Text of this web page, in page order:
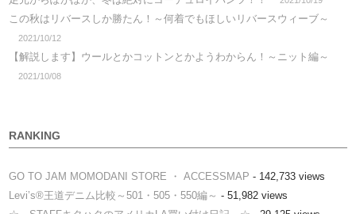
この秋はリバースしか勝たん！～何着でもほしいリバースウィーブ～
2021/10/12
【解説します】ウールとかコットンとかようわからん！～ニット編～
2021/10/08
RANKING
GO TO JAM MOMODANI STORE ・ ACCESSMAP - 142,733 views
Levi’s®王道デニム比較～501・505・550編～ - 51,982 views